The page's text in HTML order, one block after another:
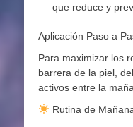
que reduce y
Aplicación Paso a
Para maximizar los
barrera de la piel,
activos entre la
Rutina de